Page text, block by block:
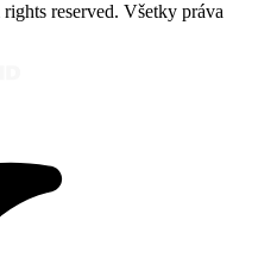
reserved. Všetky práva